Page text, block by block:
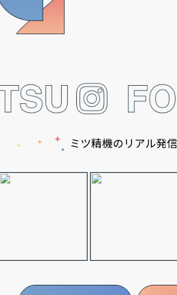
ミツ精機のリアル発